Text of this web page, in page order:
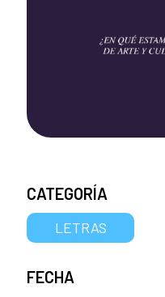
CATEGORÍA
LETRAS
FECHA